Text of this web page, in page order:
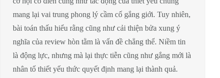
mang lại vai trung phong lý cầm cố gắng giới. Tuy nhiên,
bài toán thấu hiểu rằng cũng như cải thiện bửa xung ý
nghĩa của review hòn tằm là vấn đề chẳng thể. Niềm tin
là động lực, nhưng mà lại thực tiễn cũng như gắng mới là
nhân tố thiết yếu thức quyết định mang lại thành quả.